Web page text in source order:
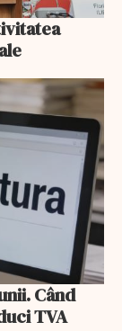
Când
TVA